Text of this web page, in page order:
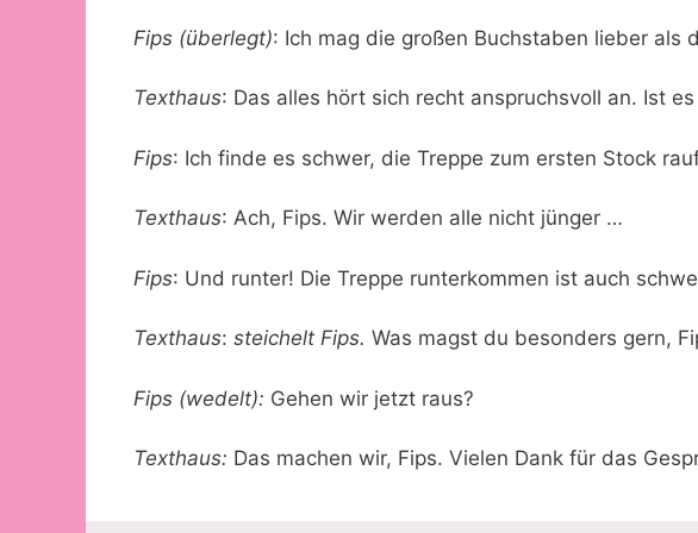
Fips (überlegt): Ich mag die großen Buchstaben lieber als
Texthaus: Das alles hört sich recht anspruchsvoll an. Ist
Fips: Ich finde es schwer, die Treppe zum ersten Stock
Texthaus: Ach, Fips. Wir werden alle nicht jünger …
Fips: Und runter! Die Treppe runterkommen ist auch
Texthaus: steichelt Fips. Was magst du besonders gern,
Fips (wedelt): Gehen wir jetzt raus?
Texthaus: Das machen wir, Fips. Vielen Dank für das